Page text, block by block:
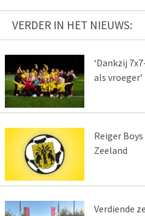
VERDER IN HET NIEUWS:
‘Dankzij
als vroeger’
Reiger
Zeeland
Verdiende